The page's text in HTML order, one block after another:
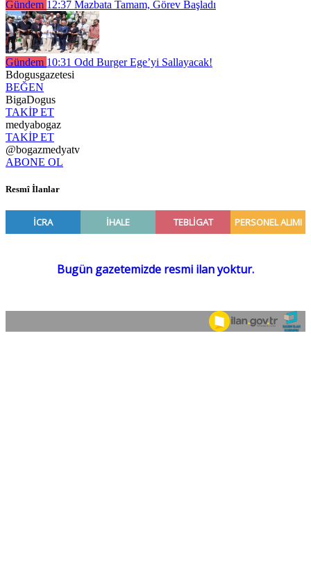
Gündem 12:37 Mazbata Tamam, Görev Başladı
Gündem 10:31 Odd Burger Ege’yi Sallayacak!
Bdogusgazetesi
BEĞEN
BigaDogus
TAKİP ET
medyabogaz
TAKİP ET
@bogazmedyatv
ABONE OL
Resmî İlanlar